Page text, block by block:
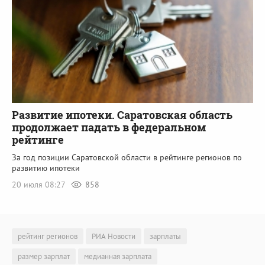
Развитие ипотеки. Саратовская область
продолжает падать в федеральном
рейтинге
За год позиции Саратовской области в рейтинге регионов по
развитию ипотеки
20 июля 08:27
858
рейтинг регионов РИА Новости
зарплаты
размер зарплат
медианная зарплата